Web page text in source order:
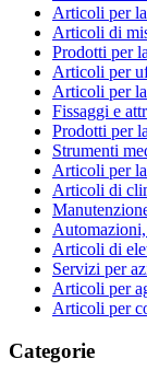
Articoli per
Articoli di
Prodotti per
Articoli per
Articoli per
Fissaggi e
Prodotti per
Strumenti
Articoli per
Articoli di
Articoli di
Servizi per
Articoli per
Articoli per
Categorie